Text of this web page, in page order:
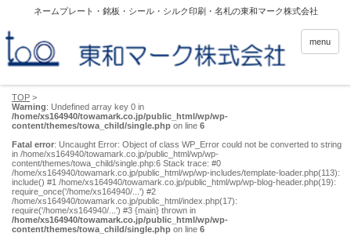
ネームプレート・銘板・シール・シルク印刷・名札の東和マーク株式会社
menu
TOP >
Warning: Undefined array key 0 in
/home/xs164940/towamark.co.jp/public_html/wp/wp-
content/themes/towa_child/single.php on line 6
Fatal error: Uncaught Error: Object of class WP_Error could not be converted to string
in /home/xs164940/towamark.co.jp/public_html/wp/wp-
content/themes/towa_child/single.php:6 Stack trace: #0
/home/xs164940/towamark.co.jp/public_html/wp/wp-includes/template-loader.php(113):
include() #1 /home/xs164940/towamark.co.jp/public_html/wp/wp-blog-header.php(19):
require_once('/home/xs164940/...') #2
/home/xs164940/towamark.co.jp/public_html/index.php(17):
require('/home/xs164940/...') #3 {main} thrown in
/home/xs164940/towamark.co.jp/public_html/wp/wp-
content/themes/towa_child/single.php on line 6